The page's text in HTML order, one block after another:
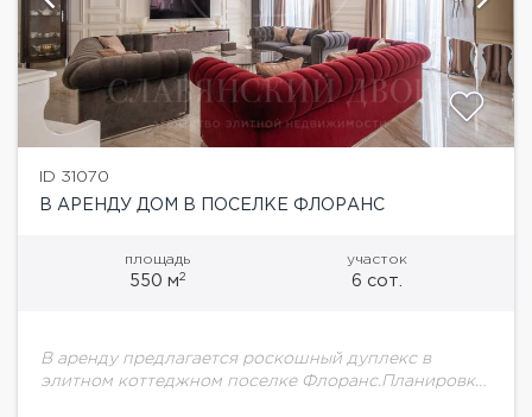
ID 31070
В АРЕНДУ ДОМ В ПОСЕЛКЕ ФЛОРАНС
площадь
550 м2
участок
6 сот.
В аренду предлагается роскошный дуплекс в
элитном коттеджном поселке Флоранс.Планировка